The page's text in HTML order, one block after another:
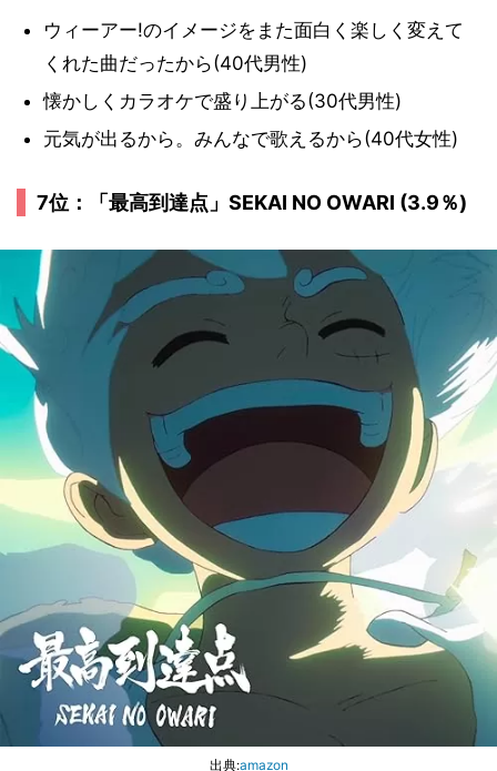
ウィーアー!のイメージをまた面白く楽しく変えて
くれた曲だったから(40代男性)
懐かしくカラオケで盛り上がる(30代男性)
元気が出るから。みんなで歌えるから(40代女性)
7位：「最高到達点」SEKAI NO OWARI (3.9％)
出典:amazon